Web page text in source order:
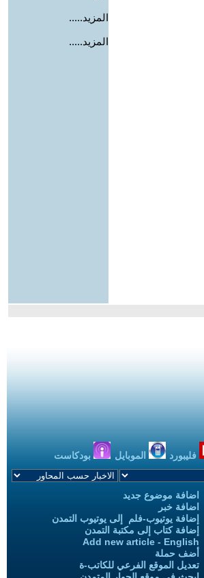
المزيد.....
المزيد.....
فليبورد الموبايل بودكاست
اضافة موضوع جديد
اضافة خبر
إضافة يوتيوب-فلم إلى يوتيوب التمدن
إضافة كتاب إلى مكتبة التمدن
Add new article - English
أضف حملة
تعديل الموقع الفرعي للكاتب-ة